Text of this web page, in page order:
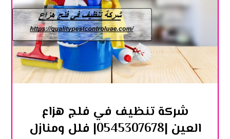
شركة تنظيف في فلج هزاع
العين |0545307678| فلل ومنازل